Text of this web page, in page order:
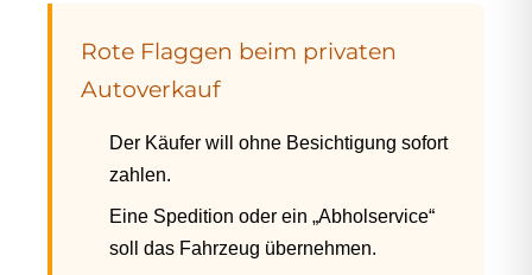
Rote Flaggen beim privaten
Autoverkauf
Der Käufer will ohne Besichtigung sofort
zahlen.
Eine Spedition oder ein „Abholservice“
soll das Fahrzeug übernehmen.